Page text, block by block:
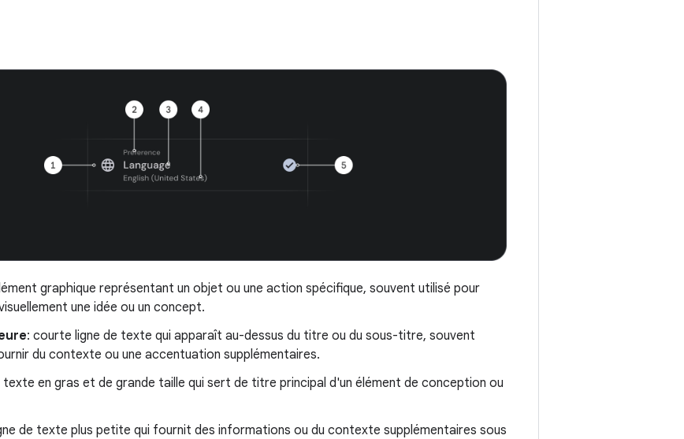
graphique représentant un objet ou une action spécifique, souvent utilisé pour
une idée ou un concept.
: courte ligne de texte qui apparaît au-dessus du titre ou du sous-titre, souvent
du contexte ou une accentuation supplémentaires.
texte en gras et de grande taille qui sert de titre principal d'un élément de conception ou
de texte plus petite qui fournit des informations ou du contexte supplémentaires sous